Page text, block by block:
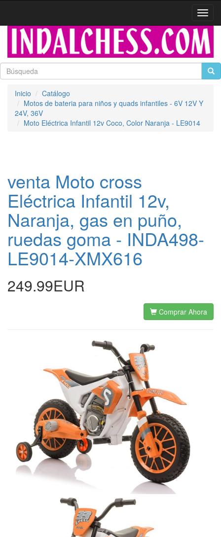
Inicio
Catálogo
Motos de bateria para niños y quads infantiles - 6V 12V Y
24V, 36V
Moto Eléctrica Infantil 12v Coco, Color Naranja - LE9014
venta Moto cross
Eléctrica Infantil 12v,
Naranja, gas en puño,
ruedas goma - INDA498-
LE9014-XMX616
249.99EUR
Comprar Ahora